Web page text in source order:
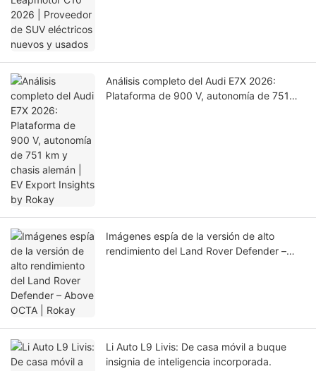
Análisis completo del Audi E7X 2026:
Plataforma de 900 V, autonomía de 751
Imágenes espía de la versión de alto
rendimiento del Land Rover Defender –
Li Auto L9 Livis: De casa móvil a buque
insignia de inteligencia incorporada.